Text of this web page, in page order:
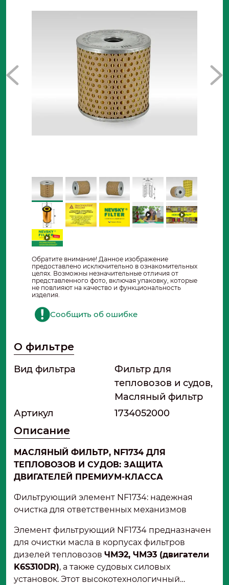
Обратите внимание! Данное изображение
предоставлено исключительно в ознакомительных
целях. Возможны незначительные отличия от
представленного фото, включая упаковку, которые
не повлияют на качество и функциональность
изделия.
Сообщить об ошибке
О фильтре
Вид фильтра
Фильтр для
тепловозов и судов,
Масляный фильтр
Артикул
1734052000
Описание
МАСЛЯНЫЙ ФИЛЬТР, NF1734 ДЛЯ
ТЕПЛОВОЗОВ И СУДОВ: ЗАЩИТА
ДВИГАТЕЛЕЙ ПРЕМИУМ-КЛАССА
Фильтрующий элемент NF1734: надежная
очистка для ответственных механизмов
Элемент фильтрующий NF1734 предназначен
для очистки масла в корпусах фильтров
дизелей тепловозов ЧМЭ2, ЧМЭ3 (двигатели
K6S310DR), а также судовых силовых
установок. Этот высокотехнологичный